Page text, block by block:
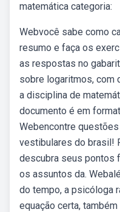
matemática categoria:
Webvocê sabe como
resumo e faça os
as respostas no
sobre logaritmos, com
a disciplina de
documento é em
Webencontre
vestibulares do brasil!
descubra seus pontos
os assuntos da.
do tempo, a psicóloga
equação certa,